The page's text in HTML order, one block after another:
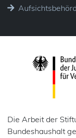
Die Arbeit der
Bundeshaushalt